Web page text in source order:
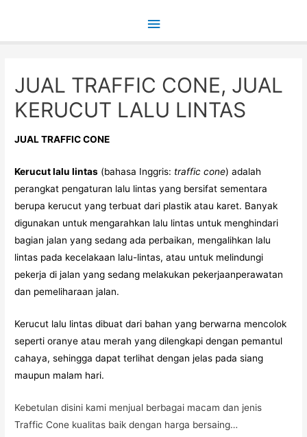
Main
JUAL TRAFFIC CONE, JUAL
KERUCUT LALU LINTAS
JUAL TRAFFIC CONE
Kerucut lalu lintas (bahasa Inggris: traffic cone) adalah
perangkat pengaturan lalu lintas yang bersifat sementara
berupa kerucut yang terbuat dari plastik atau karet. Banyak
digunakan untuk mengarahkan lalu lintas untuk menghindari
bagian jalan yang sedang ada perbaikan, mengalihkan lalu
lintas pada kecelakaan lalu-lintas, atau untuk melindungi
pekerja di jalan yang sedang melakukan pekerjaanperawatan
dan pemeliharaan jalan.
Kerucut lalu lintas dibuat dari bahan yang berwarna mencolok
seperti oranye atau merah yang dilengkapi dengan pemantul
cahaya, sehingga dapat terlihat dengan jelas pada siang
maupun malam hari.
Kebetulan disini kami menjual berbagai macam dan jenis
Traffic Cone kualitas baik dengan harga bersaing…